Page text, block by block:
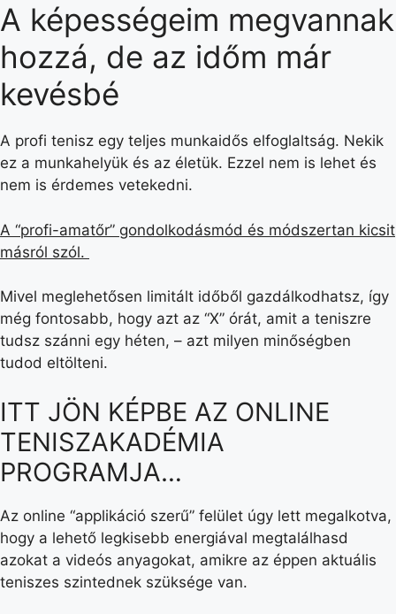
A képességeim megvannak
hozzá, de az időm már
kevésbé
A profi tenisz egy teljes munkaidős elfoglaltság. Nekik
ez a munkahelyük és az életük. Ezzel nem is lehet és
nem is érdemes vetekedni.
A “profi-amatőr” gondolkodásmód és módszertan kicsit
másról szól.
Mivel meglehetősen limitált időből gazdálkodhatsz, így
még fontosabb, hogy azt az “X” órát, amit a teniszre
tudsz szánni egy héten, – azt milyen minőségben
tudod eltölteni.
ITT JÖN KÉPBE AZ ONLINE
TENISZAKADÉMIA
PROGRAMJA…
Az online “applikáció szerű” felület úgy lett megalkotva,
hogy a lehető legkisebb energiával megtalálhasd
azokat a videós anyagokat, amikre az éppen aktuális
teniszes szintednek szüksége van.